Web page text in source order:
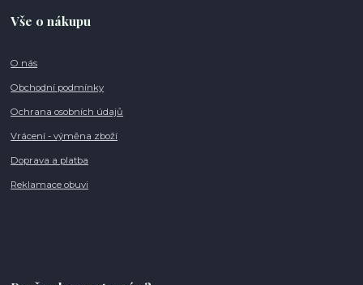
Vše o nákupu
O nás
Obchodní podmínky
Ochrana osobních údajů
Vrácení - výměna zboží
Doprava a platba
Reklamace obuvi